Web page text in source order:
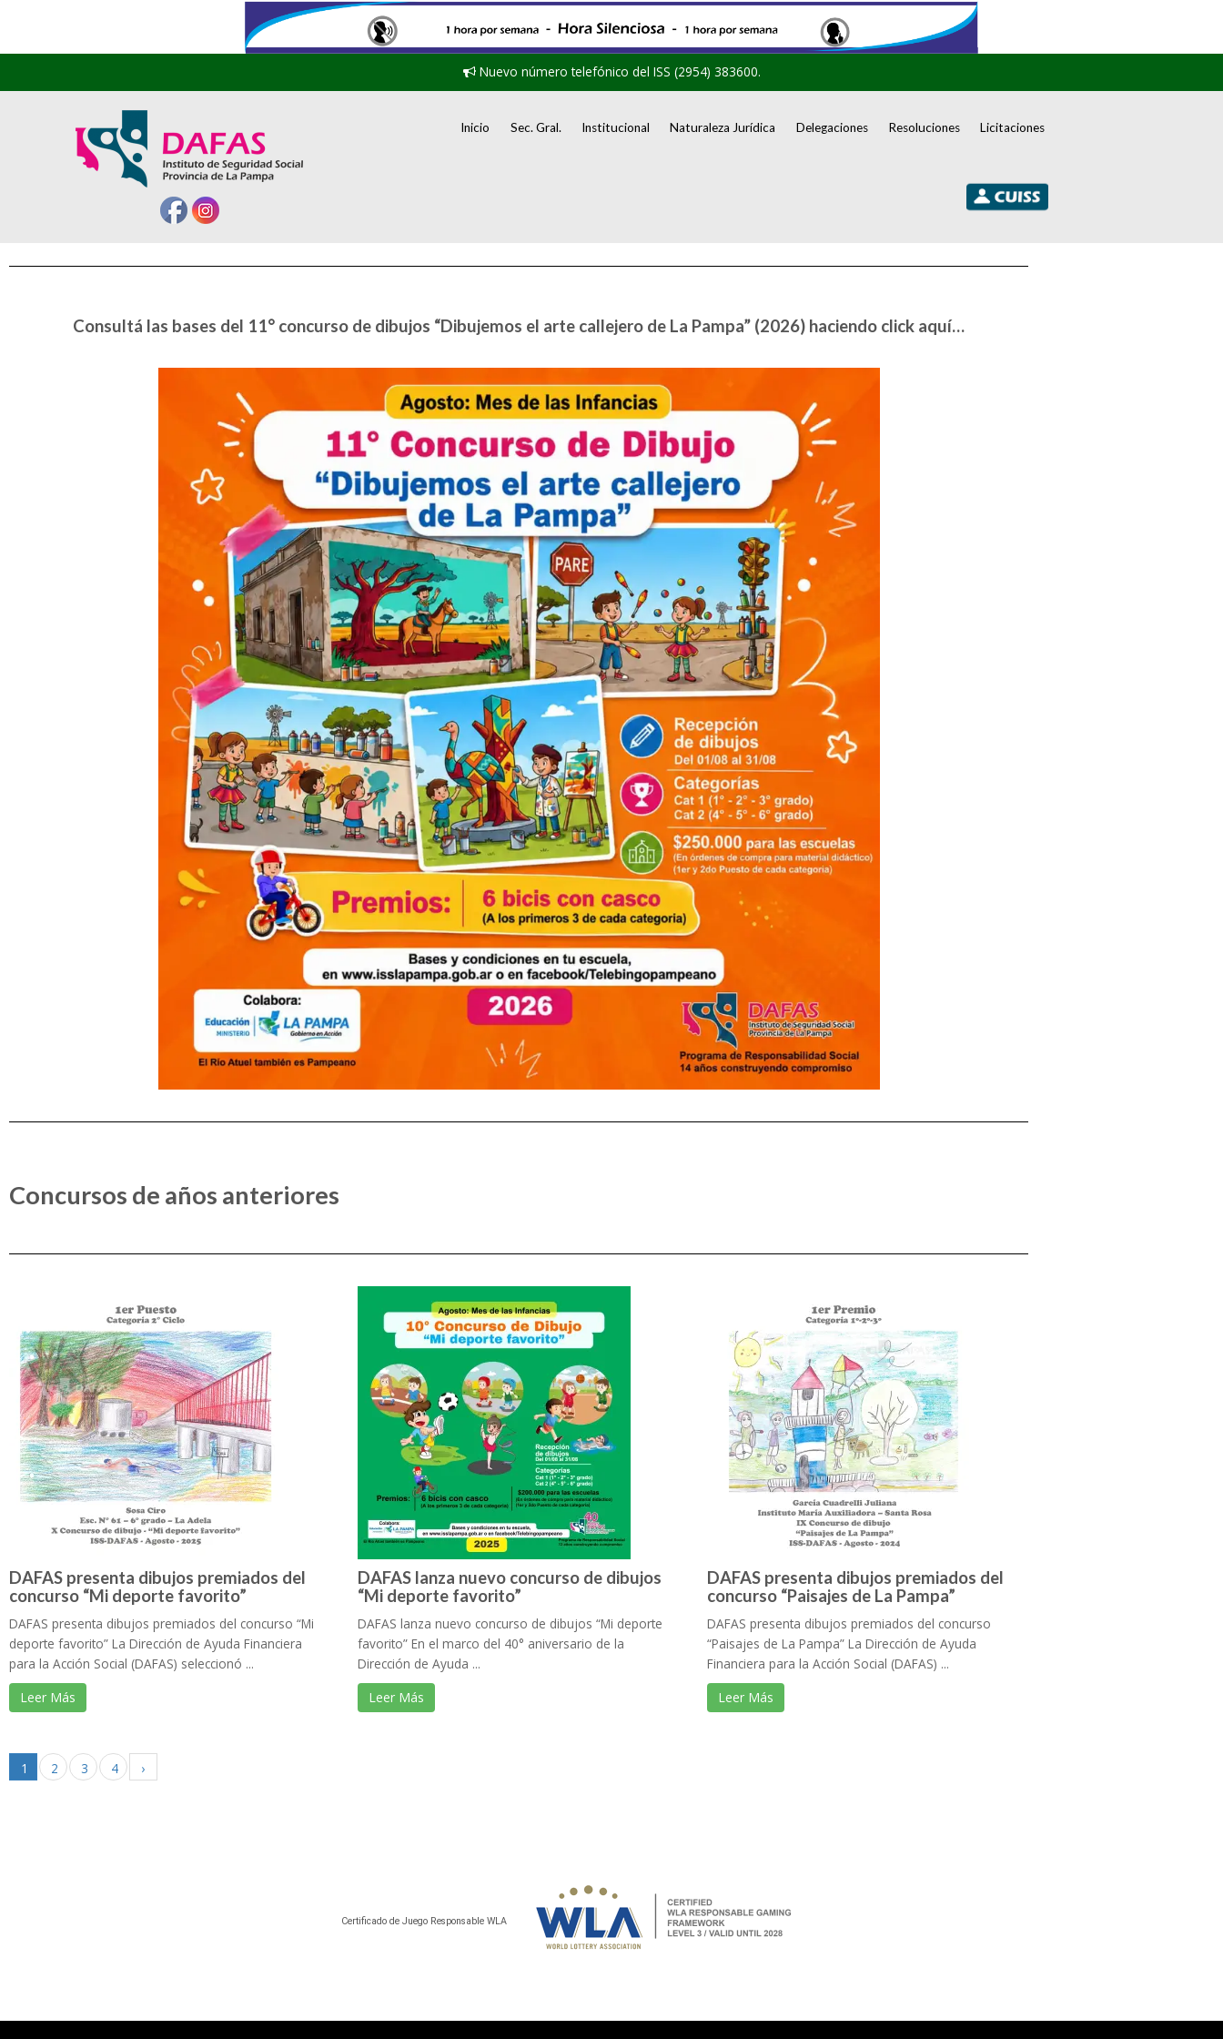
Nuevo número telefónico del ISS (2954) 383600.
Inicio Sec. Gral. Institucional Naturaleza Jurídica Delegaciones Resoluciones Licitaciones
Consultá las bases del 11° concurso de dibujos “Dibujemos el arte callejero de La Pampa” (2026) haciendo click aquí…
Concursos de años anteriores
DAFAS presenta dibujos premiados del
concurso “Mi deporte favorito”
DAFAS presenta dibujos premiados del concurso “Mi
deporte favorito” La Dirección de Ayuda Financiera
para la Acción Social (DAFAS) seleccionó ...
Leer Más
DAFAS lanza nuevo concurso de dibujos
“Mi deporte favorito”
DAFAS lanza nuevo concurso de dibujos “Mi deporte
favorito” En el marco del 40° aniversario de la
Dirección de Ayuda ...
Leer Más
DAFAS presenta dibujos premiados del
concurso “Paisajes de La Pampa”
DAFAS presenta dibujos premiados del concurso
“Paisajes de La Pampa” La Dirección de Ayuda
Financiera para la Acción Social (DAFAS) ...
Leer Más
1 2 3 4 ›
Certificado de Juego Responsable WLA